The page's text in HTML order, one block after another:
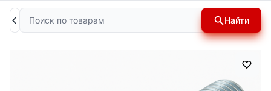
Поиск Найти